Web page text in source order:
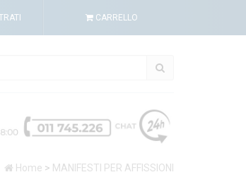
CARRELLO
Home > MANIFESTI PER AFFISSIONI